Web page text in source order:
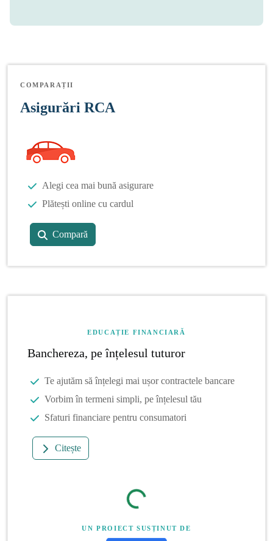
COMPARAȚII
Asigurări RCA
Alegi cea mai bună asigurare
Plătești online cu cardul
Compară
EDUCAȚIE FINANCIARĂ
Banchereza, pe înțelesul tuturor
Te ajutăm să înțelegi mai ușor contractele bancare
Vorbim în termeni simpli, pe înțelesul tău
Sfaturi financiare pentru consumatori
Citește
UN PROIECT SUSȚINUT DE